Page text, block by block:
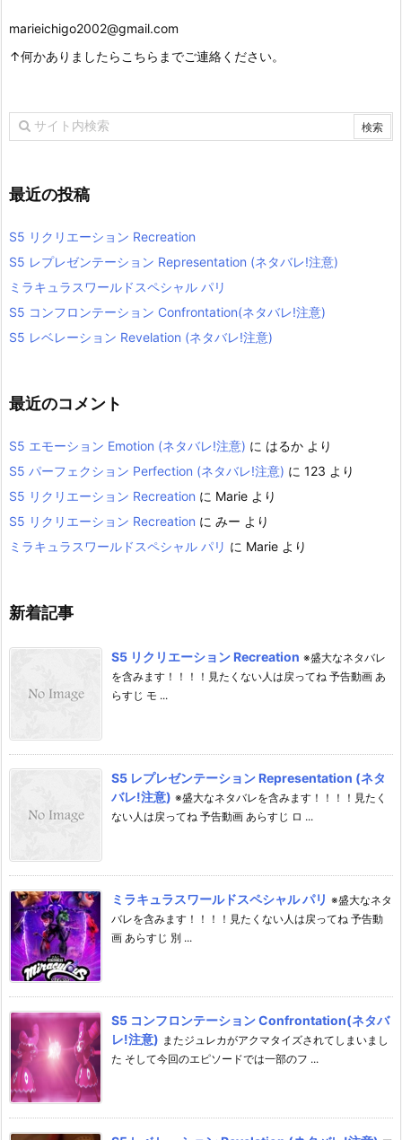
marieichigo2002@gmail.com
↑何かありましたらこちらまでご連絡ください。
最近の投稿
S5 リクリエーション Recreation
S5 レプレゼンテーション Representation (ネタバレ!注意)
ミラキュラスワールドスペシャル パリ
S5 コンフロンテーション Confrontation(ネタバレ!注意)
S5 レベレーション Revelation (ネタバレ!注意)
最近のコメント
S5 エモーション Emotion (ネタバレ!注意) に はるか より
S5 パーフェクション Perfection (ネタバレ!注意) に 123 より
S5 リクリエーション Recreation に Marie より
S5 リクリエーション Recreation に みー より
ミラキュラスワールドスペシャル パリ に Marie より
新着記事
S5 リクリエーション Recreation ※盛大なネタバレ
を含みます！！！！見たくない人は戻ってね 予告動画 あ
らすじ モ ...
S5 レプレゼンテーション Representation (ネタ
バレ!注意) ※盛大なネタバレを含みます！！！！見たく
ない人は戻ってね 予告動画 あらすじ ロ ...
ミラキュラスワールドスペシャル パリ ※盛大なネタ
バレを含みます！！！！見たくない人は戻ってね 予告動
画 あらすじ 別 ...
S5 コンフロンテーション Confrontation(ネタバ
レ!注意) またジュレカがアクマタイズされてしまいまし
た そして今回のエピソードでは一部のフ ...